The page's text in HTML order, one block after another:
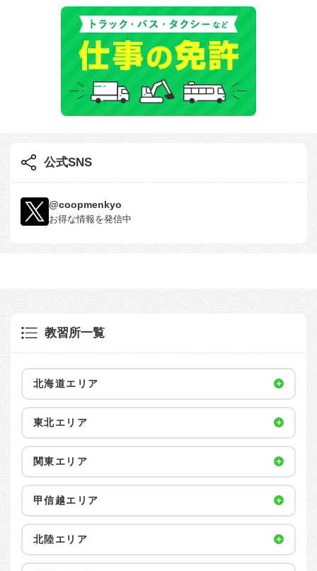
公式SNS
@coopmenkyo
お得な情報を発信中
教習所一覧
北海道エリア
東北エリア
関東エリア
甲信越エリア
北陸エリア